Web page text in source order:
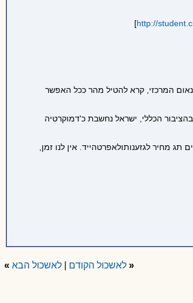
http://
]
המרכזי, קרא להטיל מהר ככל האפשר
הציבור הכללי, ישראל נחשבת כ'דמוקרטיה
תג מחיר לגזענותולאפרטהייד. אין לנו זמן,
« לאשכול הקודם |לאשכול הבא »